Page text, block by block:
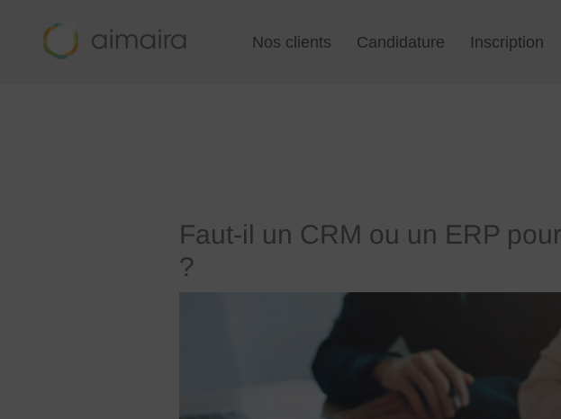
contenu
Nos clients Candidature Inscription
Faut-il un CRM ou un ERP
?